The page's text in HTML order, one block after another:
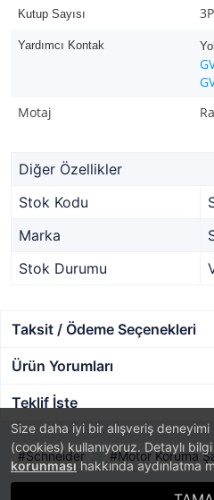
Size daha iyi bir alışveriş
(cookies) kullanıyoruz. Detaylı
korunmasıhakkında aydınlatma
Kutup Sayısı 3P
Yardımcı Kontak
Motaj
Diğer Özellikler
Stok Kodu
Marka
Stok Durumu
Taksit / Ödeme Seçenekleri
Ürün Yorumları
Teklif İste
Schneider Motor Koruma